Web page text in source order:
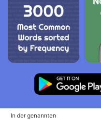
In der genannten